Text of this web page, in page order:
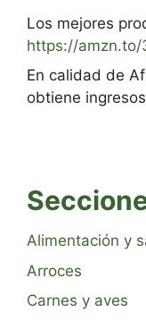
Los mejores
https://
En calidad de
obtiene
Alimentación y
Arroces
Carnes y aves